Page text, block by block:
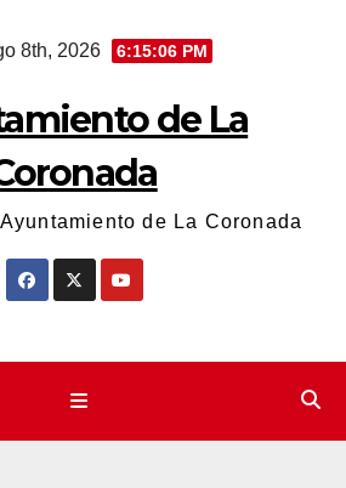
8th, 2026 6:15:07 PM
de La
de La Coronada